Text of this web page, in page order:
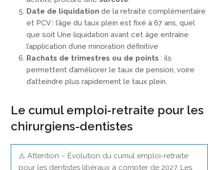
Date de liquidation de la retraite complémentaire
et PCV : l’âge du taux plein est fixé à 67 ans, quel
que soit Une liquidation avant cet âge entraîne
l’application d’une minoration définitive
Rachats de trimestres ou de points : ils
permettent d’améliorer le taux de pension, voire
d’atteindre plus rapidement le taux plein.
Le cumul emploi-retraite pour les
chirurgiens-dentistes
⚠️ Attention – Évolution du cumul emploi-retraite
pour les dentistes libéraux à compter de 2027. Les